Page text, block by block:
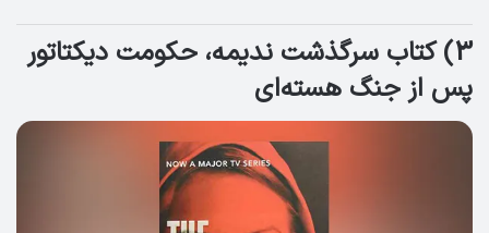
3) کتاب سرگذشت ندیمه، حکومت دیکتاتور
پس از جنگ هسته‌ای